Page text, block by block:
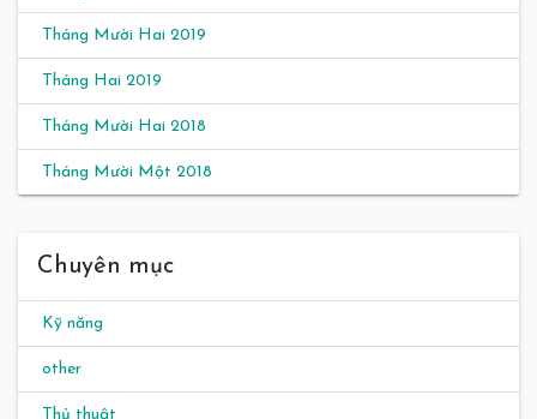
Tháng Mười Hai 2019
Tháng Hai 2019
Tháng Mười Hai 2018
Tháng Mười Một 2018
Chuyên mục
Kỹ năng
other
Thủ thuật